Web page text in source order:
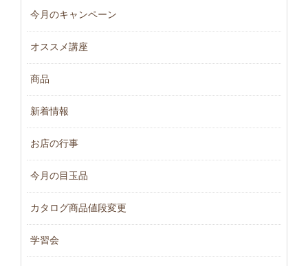
今月のキャンペーン
オススメ講座
商品
新着情報
お店の行事
今月の目玉品
カタログ商品値段変更
学習会